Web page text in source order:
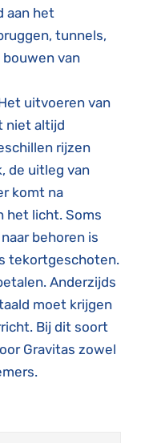
aan het
tunnels,
van
uitvoeren van
niet altijd
rijzen
de uitleg van
komt na
het licht. Soms
behoren is
tekortgeschoten.
Anderzijds
moet krijgen
Bij dit soort
Gravitas zowel